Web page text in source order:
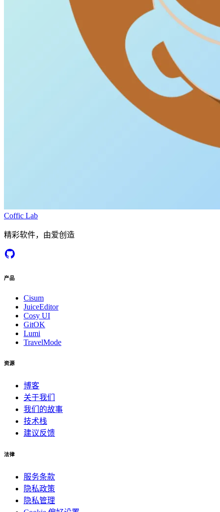
Coffic Lab
精彩软件，由爱创造
产品
Cisum
JuiceEditor
Cosy UI
GitOK
Lumi
TravelMode
资源
博客
关于我们
我们的故事
技术栈
建议反馈
法律
服务条款
隐私政策
隐私管理